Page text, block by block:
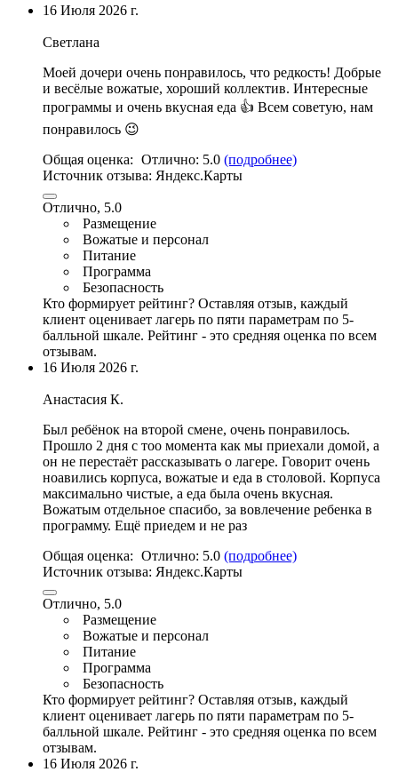
16 Июля 2026 г.
Светлана
Моей дочери очень понравилось, что редкость! Добрые
и весёлые вожатые, хороший коллектив. Интересные
программы и очень вкусная еда 👍 Всем советую, нам
понравилось 😉
Общая оценка: Отлично: 5.0 (подробнее)
Источник отзыва: Яндекс.Карты
Отлично, 5.0
Размещение
Вожатые и персонал
Питание
Программа
Безопасность
Кто формирует рейтинг? Оставляя отзыв, каждый
клиент оценивает лагерь по пяти параметрам по 5-
балльной шкале. Рейтинг - это средняя оценка по всем
отзывам.
16 Июля 2026 г.
Анастасия К.
Был ребёнок на второй смене, очень понравилось.
Прошло 2 дня с тоо момента как мы приехали домой, а
он не перестаёт рассказывать о лагере. Говорит очень
ноавились корпуса, вожатые и еда в столовой. Корпуса
максимально чистые, а еда была очень вкусная.
Вожатым отдельное спасибо, за вовлечение ребенка в
программу. Ещё приедем и не раз
Общая оценка: Отлично: 5.0 (подробнее)
Источник отзыва: Яндекс.Карты
Отлично, 5.0
Размещение
Вожатые и персонал
Питание
Программа
Безопасность
Кто формирует рейтинг? Оставляя отзыв, каждый
клиент оценивает лагерь по пяти параметрам по 5-
балльной шкале. Рейтинг - это средняя оценка по всем
отзывам.
16 Июля 2026 г.